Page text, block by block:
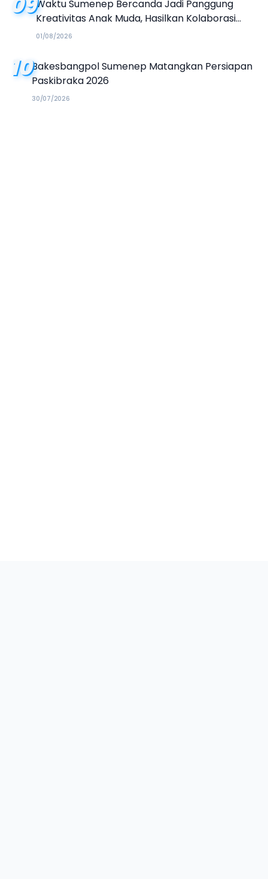
Waktu Sumenep Bercanda Jadi Panggung
Kreativitas Anak Muda, Hasilkan Kolaborasi
Industri Kreatif
01/08/2026
10Bakesbangpol Sumenep Matangkan Persiapan
Paskibraka 2026
30/07/2026